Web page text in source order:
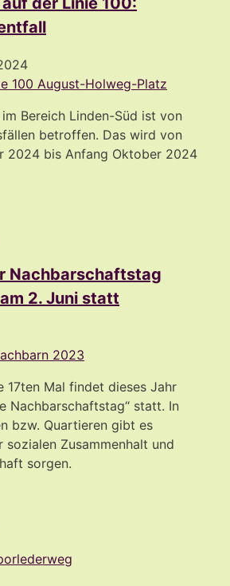
Bereich Linden-Süd ist von
betroffen. Das wird von
2024 bis Anfang Oktober 2024
Nachbarschaftstag
2. Juni statt
17ten Mal findet dieses Jahr
Nachbarschaftstag“ statt. In
bzw. Quartieren gibt es
Zusammenhalt und
sorgen.